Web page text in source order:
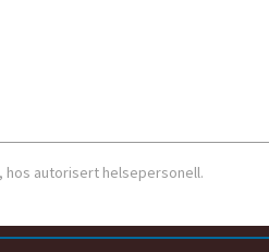
hos autorisert helsepersonell.